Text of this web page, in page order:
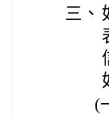
三、
(